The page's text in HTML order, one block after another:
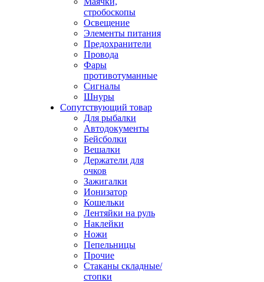
стробоскопы
Освещение
Элементы питания
Предохранители
Провода
Фары
противотуманные
Сигналы
Шнуры
Сопутствующий товар
Для рыбалки
Автодокументы
Бейсболки
Вешалки
Держатели для
очков
Зажигалки
Ионизатор
Кошельки
Лентяйки на руль
Наклейки
Ножи
Пепельницы
Прочие
Стаканы складные/
стопки